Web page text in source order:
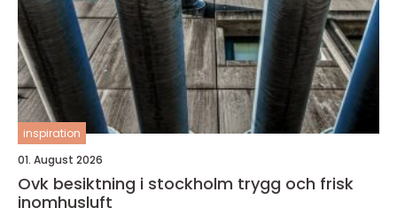
inspiration
01. August 2026
Ovk besiktning i stockholm trygg och frisk
inomhusluft